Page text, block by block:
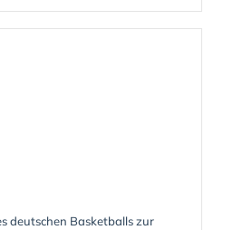
deutschen Basketballs zur